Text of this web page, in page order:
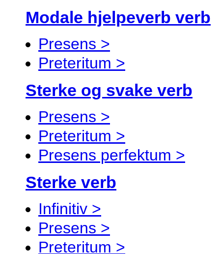
Modale hjelpeverb verb
Presens >
Preteritum >
Sterke og svake verb
Presens >
Preteritum >
Presens perfektum >
Sterke verb
Infinitiv >
Presens >
Preteritum >